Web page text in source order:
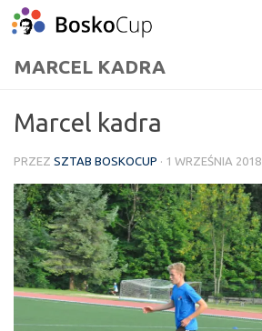
Przejdź do treści
MARCEL KADRA
Marcel kadra
PRZEZ SZTAB BOSKOCUP · 1 WRZEŚNIA 2018